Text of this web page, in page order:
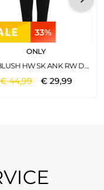
33%
ONLY
ONLBLUSH HW SK ANK RW DNM REA005 WASHED BLACK
€44,99 € 29,99